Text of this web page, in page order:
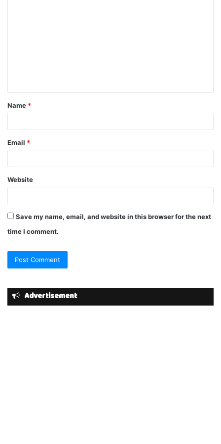
t
*
Name *
Email *
Website
Save my name, email, and website in this browser for the next
time I comment.
Advertisement